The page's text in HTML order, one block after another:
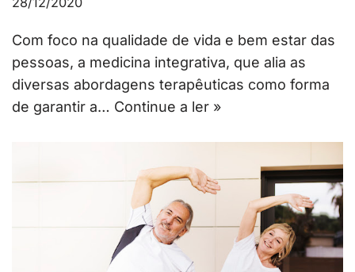
Com foco na qualidade de vida e bem estar das
pessoas, a medicina integrativa, que alia as
diversas abordagens terapêuticas como forma
de garantir a… Continue a ler »